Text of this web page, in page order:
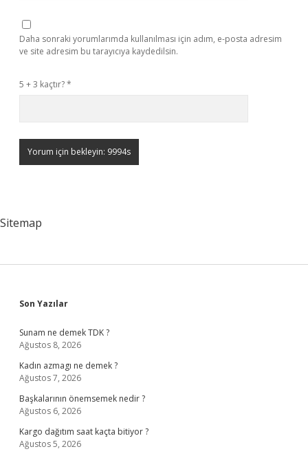
Daha sonraki yorumlarımda kullanılması için adım, e-posta adresim
ve site adresim bu tarayıcıya kaydedilsin.
5 + 3 kaçtır?*
Sitemap
Sidebar
Son Yazılar
Sunam ne demek TDK ?
Ağustos 8, 2026
Kadın azmagı ne demek ?
Ağustos 7, 2026
Başkalarının önemsemek nedir ?
Ağustos 6, 2026
Kargo dağıtım saat kaçta bitiyor ?
Ağustos 5, 2026